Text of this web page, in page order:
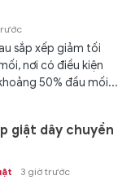
sắp xếp giảm tối
nơi có điều kiện
50% đầu mối...
giật dây chuyền
3 giờ trước